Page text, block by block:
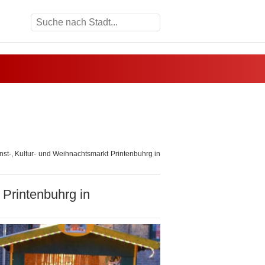
, Kultur- und Weihnachtsmarkt Printenbuhrg in
in